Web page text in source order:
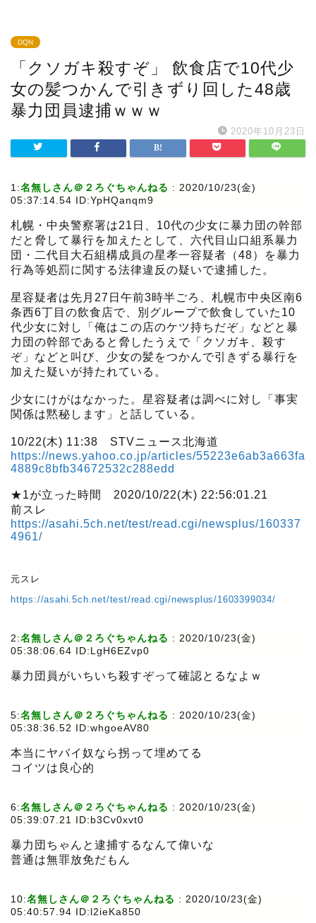
DQN
「クソガキ殺すぞ」 飲食店で10代少
女の髪つかんで引きずり回した48歳
暴力団員逮捕ｗｗｗ
2020年10月23日
1:名無しさん＠２ろぐちゃんねる : 2020/10/23(金)
05:37:14.54 ID:YpHQanqm9
札幌・中央警察署は21日、10代の少女に暴力団の幹部
だと脅して暴行を加えたとして、六代目山口組系暴力
団・二代目大石組構成員の星孝一容疑者（48）を暴力
行為等処罰に関する法律違反の疑いで逮捕した。
星容疑者は先月27日午前3時半ごろ、札幌市中央区南6
条西6丁目の飲食店で、別グループで飲食していた10
代少女に対し「俺はこの店のケツ持ちだぞ」などと暴
力団の幹部であると脅したうえで「クソガキ、殺す
ぞ」などと叫び、少女の髪をつかんで引きずる暴行を
加えた疑いが持たれている。
少女にけがはなかった。星容疑者は調べに対し「事実
関係は黙秘します」と話している。
10/22(木) 11:38 STVニュース北海道
https://news.yahoo.co.jp/articles/55223e6ab3a663fa
4889c8bfb34672532c288edd
★1が立った時間 2020/10/22(木) 22:56:01.21
前スレ
https://asahi.5ch.net/test/read.cgi/newsplus/160337
4961/
元スレ
https://asahi.5ch.net/test/read.cgi/newsplus/1603399034/
2:名無しさん＠２ろぐちゃんねる : 2020/10/23(金)
05:38:06.64 ID:LgH6EZvp0
暴力団員がいちいち殺すぞって確認とるなよｗ
5:名無しさん＠２ろぐちゃんねる : 2020/10/23(金)
05:38:36.52 ID:whgoeAV80
本当にヤバイ奴なら拐って埋めてる
コイツは良心的
6:名無しさん＠２ろぐちゃんねる : 2020/10/23(金)
05:39:07.21 ID:b3Cv0xvt0
暴力団ちゃんと逮捕するなんて偉いな
普通は無罪放免だもん
10:名無しさん＠２ろぐちゃんねる : 2020/10/23(金)
05:40:57.94 ID:l2ieKa850